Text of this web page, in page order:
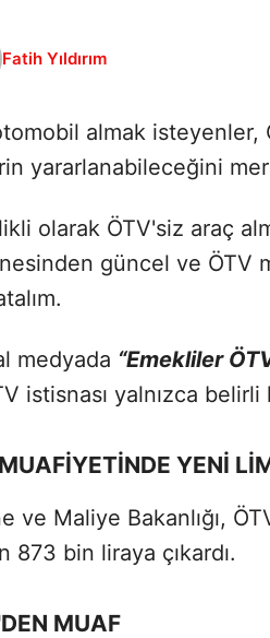
Fatih Yıldırım
almak
yararlanabileceğini
olarak ÖTV'siz araç
güncel ve ÖTV
medyada “Emekliler
istisnası yalnızca
YENİ
ve Maliye Bakanlığı,
873 bin liraya çıkardı.
MUAF